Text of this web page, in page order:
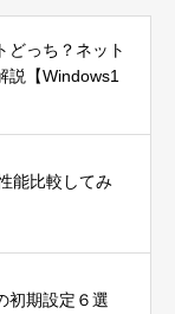
どっち？ネット
説【Windows1
能比較してみ
初期設定６選